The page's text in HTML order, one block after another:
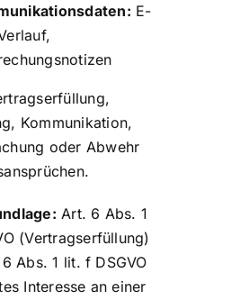
E-
Kommunikation,
oder Abwehr
Art. 6 Abs. 1
(Vertragserfüllung)
Abs. 1 lit. f DSGVO
Interesse an einer